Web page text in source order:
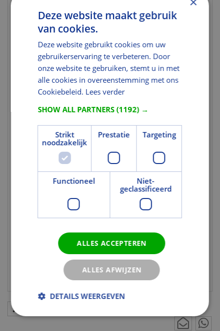
Fabrikantindeling C01
Fabrikantindeling
4568S
Gewicht
Gewicht (kg)
1,92
Gewicht eenheid
st
Materiaal
Verduisterend Ja
Kleur en Oppervlak
4568S
Tekst
toelichting 1
Verduisterende rolgordijnen. Voor een
ideale slaapomgeving. VELUX
INTEGRA® verduisterend rolgordijn,
elektrisch.
Deze website maakt gebruik
van cookies.
Deze website gebruikt cookies om uw
gebruikerservaring te verbeteren. Door
onze website te gebruiken, stemt u in met
alle cookies in overeenstemming met ons
Cookiebeleid. Lees verder
SHOW ALL PARTNERS(1192) →
Strikt
noodzakelijk
Prestatie Targeting
Functioneel
Niet-
geclassificeerd
ALLES ACCEPTEREN
ALLES AFWIJZEN
DETAILS WEERGEVEN